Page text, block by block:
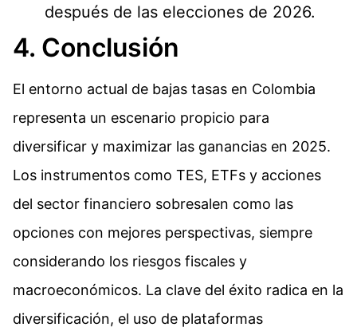
después de las elecciones de 2026.
4. Conclusión
El entorno actual de bajas tasas en Colombia
representa un escenario propicio para
diversificar y maximizar las ganancias en 2025.
Los instrumentos como TES, ETFs y acciones
del sector financiero sobresalen como las
opciones con mejores perspectivas, siempre
considerando los riesgos fiscales y
macroeconómicos. La clave del éxito radica en la
diversificación, el uso de plataformas